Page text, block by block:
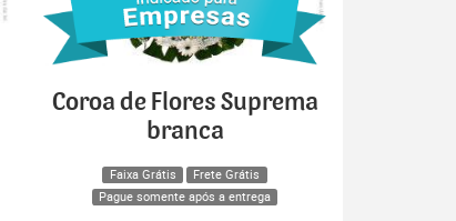
Coroa de Flores Suprema
branca
Faixa Grátis
Frete Grátis
Pague somente após a entrega